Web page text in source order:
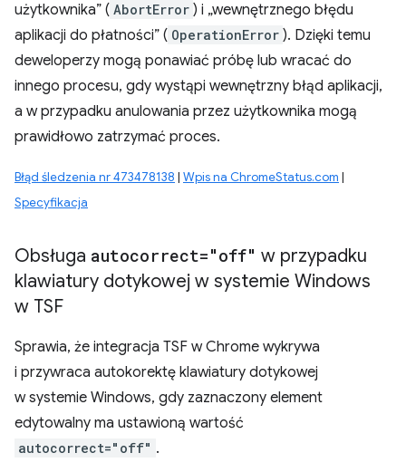
użytkownika” ( AbortError ) i „wewnętrznego błędu
aplikacji do płatności” ( OperationError ). Dzięki temu
deweloperzy mogą ponawiać próbę lub wracać do
innego procesu, gdy wystąpi wewnętrzny błąd aplikacji,
a w przypadku anulowania przez użytkownika mogą
prawidłowo zatrzymać proces.
Błąd śledzenia nr 473478138 | Wpis na ChromeStatus.com |
Specyfikacja
Obsługa autocorrect="off" w przypadku
klawiatury dotykowej w systemie Windows
w TSF
Sprawia, że integracja TSF w Chrome wykrywa
i przywraca autokorektę klawiatury dotykowej
w systemie Windows, gdy zaznaczony element
edytowalny ma ustawioną wartość
autocorrect="off" .